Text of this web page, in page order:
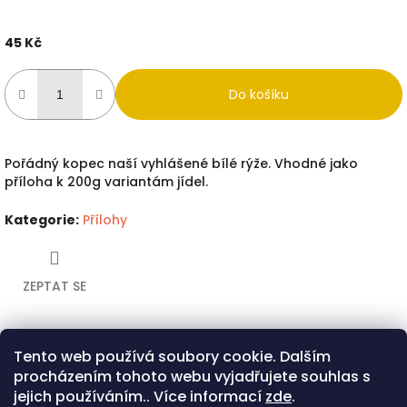
Tento web používá soubory cookie. Dalším
procházením tohoto webu vyjadřujete souhlas s
jejich používáním.. Více informací zde.
45 Kč
cena:
Do košíku
Pořádný kopec naší vyhlášené bílé rýže. Vhodné jako
příloha k 200g variantám jídel.
Kategorie: Přílohy
ZEPTAT SE
TwitterFacebook
Popis Diskuze